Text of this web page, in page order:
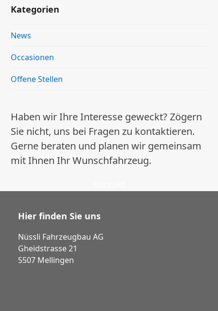
Kategorien
News
Occasionen
Offene Stellen
Haben wir Ihre Interesse geweckt? Zögern
Sie nicht, uns bei Fragen zu kontaktieren.
Gerne beraten und planen wir gemeinsam
mit Ihnen Ihr Wunschfahrzeug.
Hier finden Sie uns
Nüssli Fahrzeugbau AG
Gheidstrasse 21
5507 Mellingen